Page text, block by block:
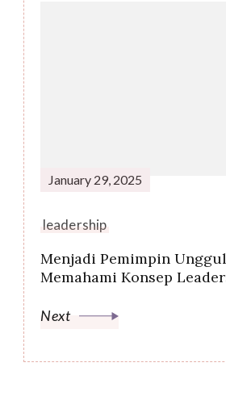
January 29, 2025
leadership
Menjadi Pemimpin
Memahami Konsep
Next